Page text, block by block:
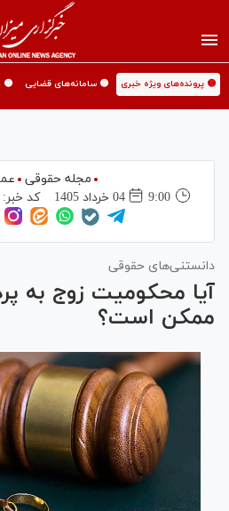
🟡 پرونده‌های ویژه خبری 🟡 سامانه‌های قضایی 🟡
مجله حقوقی
9:00
04 خرداد 1405 کد خبر:
دانستنی‌های حقوقی
آیا محکومیت زوج به
ممکن است؟